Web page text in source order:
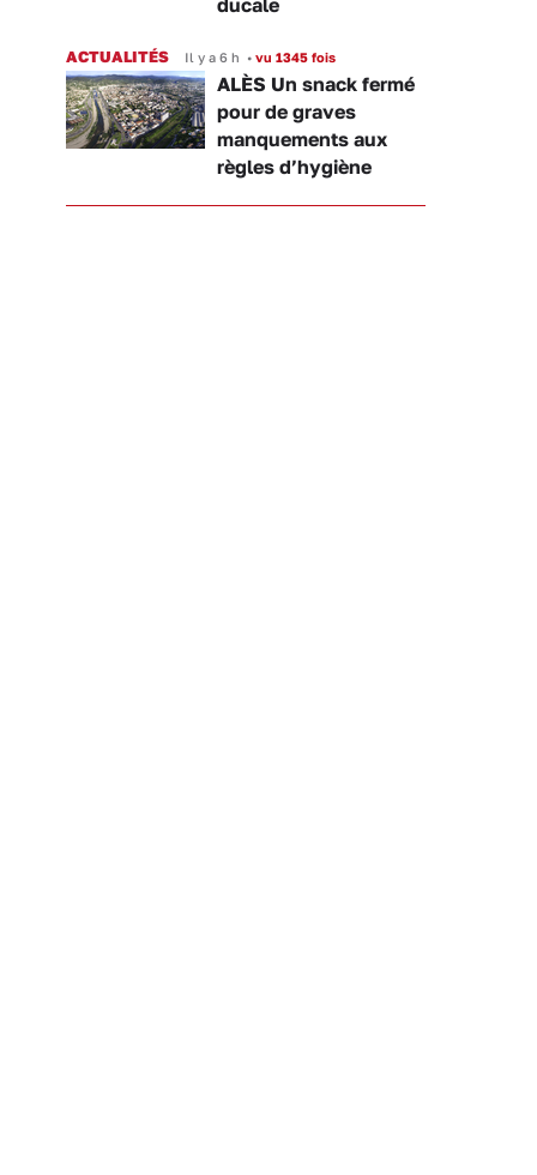
ducale
ACTUALITÉS Il y a 6 h • vu 1345 fois
ALÈS Un snack fermé
pour de graves
manquements aux
règles d’hygiène